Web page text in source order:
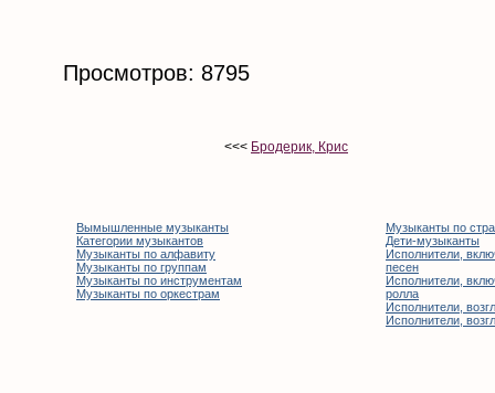
Просмотров: 8795
<<< Бродерик, Крис
Вымышленные музыканты
Категории музыкантов
Музыканты по алфавиту
Музыканты по группам
Музыканты по инструментам
Музыканты по оркестрам
Музыканты по
Дети-музыканты
Исполнители,
песен
Исполнители,
ролла
Исполнители,
Исполнители,